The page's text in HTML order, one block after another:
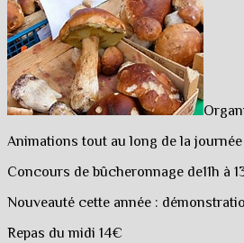
Animations tout au long de la
Concours de bûcheronnage de11h à
Nouveauté cette année :
Repas du midi 14€